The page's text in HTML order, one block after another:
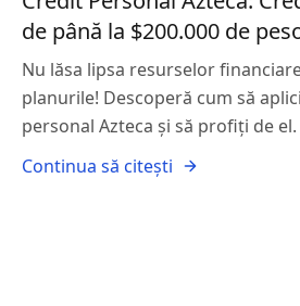
de până la $200.000 de
Nu lăsa lipsa resurselor
planurile! Descoperă cum să
personal Azteca și să profiți de el.
Continua să citești